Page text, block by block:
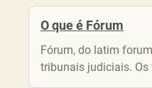
O que é Fórum
Fórum, do latim
tribunais judiciais. Os